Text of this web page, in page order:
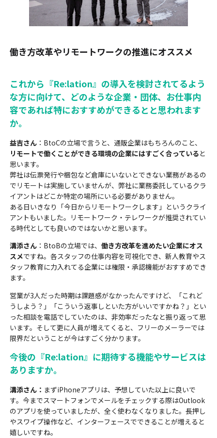
働き方改革やリモートワークの推進にオススメ
これから『Re:lation』の導入を検討されてるよう
な方に向けて、どのような企業・団体、お仕事内
容であれば特におすすめができるとと思われます
か。
益吉さん ：BtoCの立場で言うと、通販企業はもちろんのこと、
リモートで働くことができる環境の企業にはすごく合っていると
思います。
弊社は伝票発行や梱包など倉庫にいないとできない業務があるの
でリモートは実施していませんが、弊社に業務委託しているクラ
イアントはどこか特定の場所にいる必要がありません。
ある日いきなり「今日からリモートワークします」というクライ
アントもいました。リモートワーク・テレワークが推奨されてい
る時代としても良いのではないかと思います。
溝添さん ：BtoBの立場では、 働き方改革を進めたい企業にオス
スメですね。各スタッフの仕事内容を可視化でき、新人教育やス
タッフ教育に力入れてる企業には権限・承認機能がおすすめでき
ます。
営業が3人だった時期は課題感がなかったんですけど、「これど
うしよう？」「こういう返事しといた方がいいですかね？」とい
った相談を電話でしていたのは、非効率だったなと振り返って思
います。そして更に人員が増えてくると、フリーのメーラーでは
限界だということが今はすごく分かります。
今後の『Re:lation』に期待する機能やサービスは
ありますか。
溝添さん ： まずiPhoneアプリは、予想していた以上に良いで
す。今までスマートフォンでメールをチェックする際はOutlook
のアプリを使っていましたが、全く使わなくなりました。長押し
やスワイプ操作など、インターフェースでできることが増えると
嬉しいですね。